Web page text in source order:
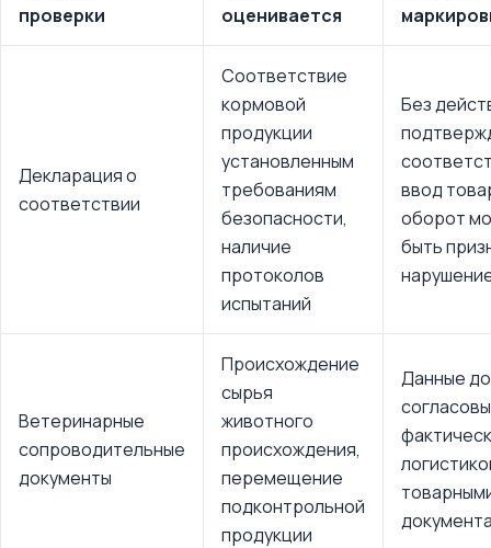
проверки
оценивается
Декларация о
соответствии
Соответствие
кормовой
продукции
установленным
требованиям
безопасности,
наличие
протоколов
испытаний
Без
ввод
оборот
быть
Ветеринарные
сопроводительные
документы
Происхождение
сырья
животного
происхождения,
перемещение
подконтрольной
продукции
Данные